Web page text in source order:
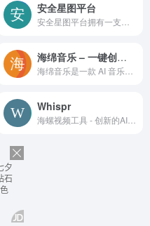
安全星图平台
海绵音乐 – 一键创作你的 AI 音乐
Whispr